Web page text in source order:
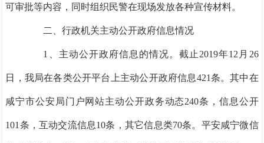
可审批等内容，同时组织民警在现场发放各种宣传材料。
二、行政机关主动公开政府信息情况
1、主动公开政府信息的情况。截止2019年12月26
日，我局在各类公开平台上主动公开政府信息421条。其中在
咸宁市公安局门户网站主动公开政务动态240条，信息公开
101条，互动交流信息10条，其它信息类70条。平安咸宁微信